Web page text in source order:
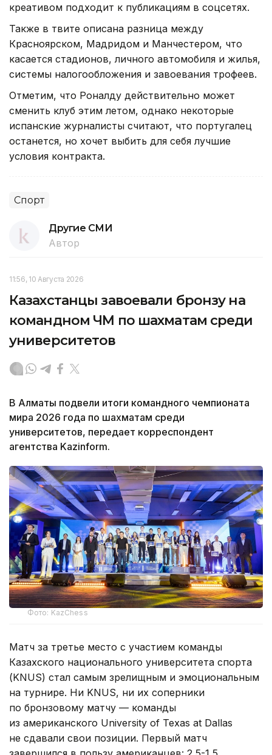
креативом подходит к публикациям в соцсетях.
Также в твите описана разница между
Красноярском, Мадридом и Манчестером, что
касается стадионов, личного автомобиля и жилья,
системы налогообложения и завоевания трофеев.
Отметим, что Роналду действительно может
сменить клуб этим летом, однако некоторые
испанские журналисты считают, что португалец
останется, но хочет выбить для себя лучшие
условия контракта.
Спорт
Другие СМИ
Автор
11:56, 10 Августа 2026
Казахстанцы завоевали бронзу на
командном ЧМ по шахматам среди
университетов
В Алматы подвели итоги командного чемпионата
мира 2026 года по шахматам среди
университетов, передает корреспондент
агентства Kazinform.
Фото: KazChess
Матч за третье место с участием команды
Казахского национального университета спорта
(KNUS) стал самым зрелищным и эмоциональным
на турнире. Ни KNUS, ни их соперники
по бронзовому матчу — команды
из американского University of Texas at Dallas
не сдавали свои позиции. Первый матч